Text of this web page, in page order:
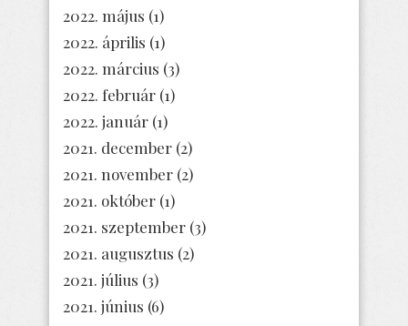
2022. május (1)
2022. április (1)
2022. március (3)
2022. február (1)
2022. január (1)
2021. december (2)
2021. november (2)
2021. október (1)
2021. szeptember (3)
2021. augusztus (2)
2021. július (3)
2021. június (6)